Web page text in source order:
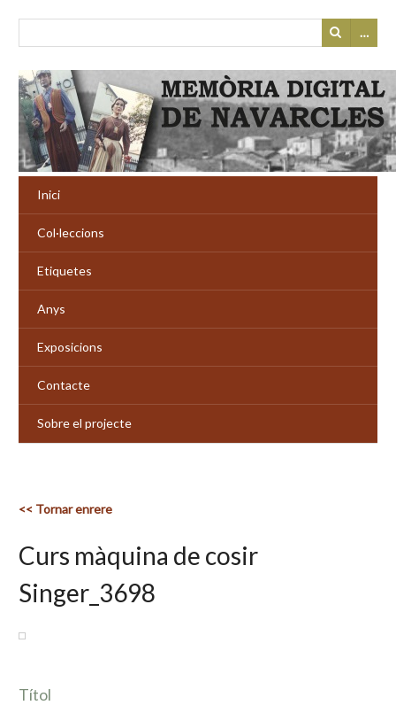
…
Inici
Col·leccions
Etiquetes
Anys
Exposicions
Contacte
Sobre el projecte
<< Tornar enrere
Curs màquina de cosir
Singer_3698
Títol